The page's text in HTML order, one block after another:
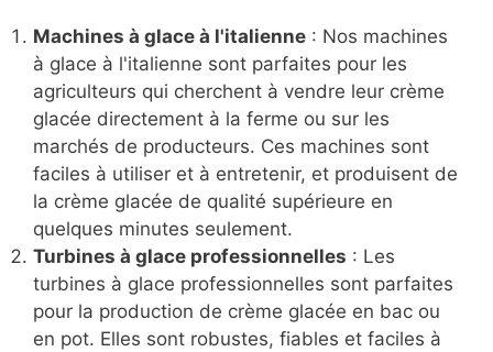
Machines à glace à l'italienne : Nos machines
à glace à l'italienne sont parfaites pour les
agriculteurs qui cherchent à vendre leur crème
glacée directement à la ferme ou sur les
marchés de producteurs. Ces machines sont
faciles à utiliser et à entretenir, et produisent de
la crème glacée de qualité supérieure en
quelques minutes seulement.
Turbines à glace professionnelles : Les
turbines à glace professionnelles sont parfaites
pour la production de crème glacée en bac ou
en pot. Elles sont robustes, fiables et faciles à